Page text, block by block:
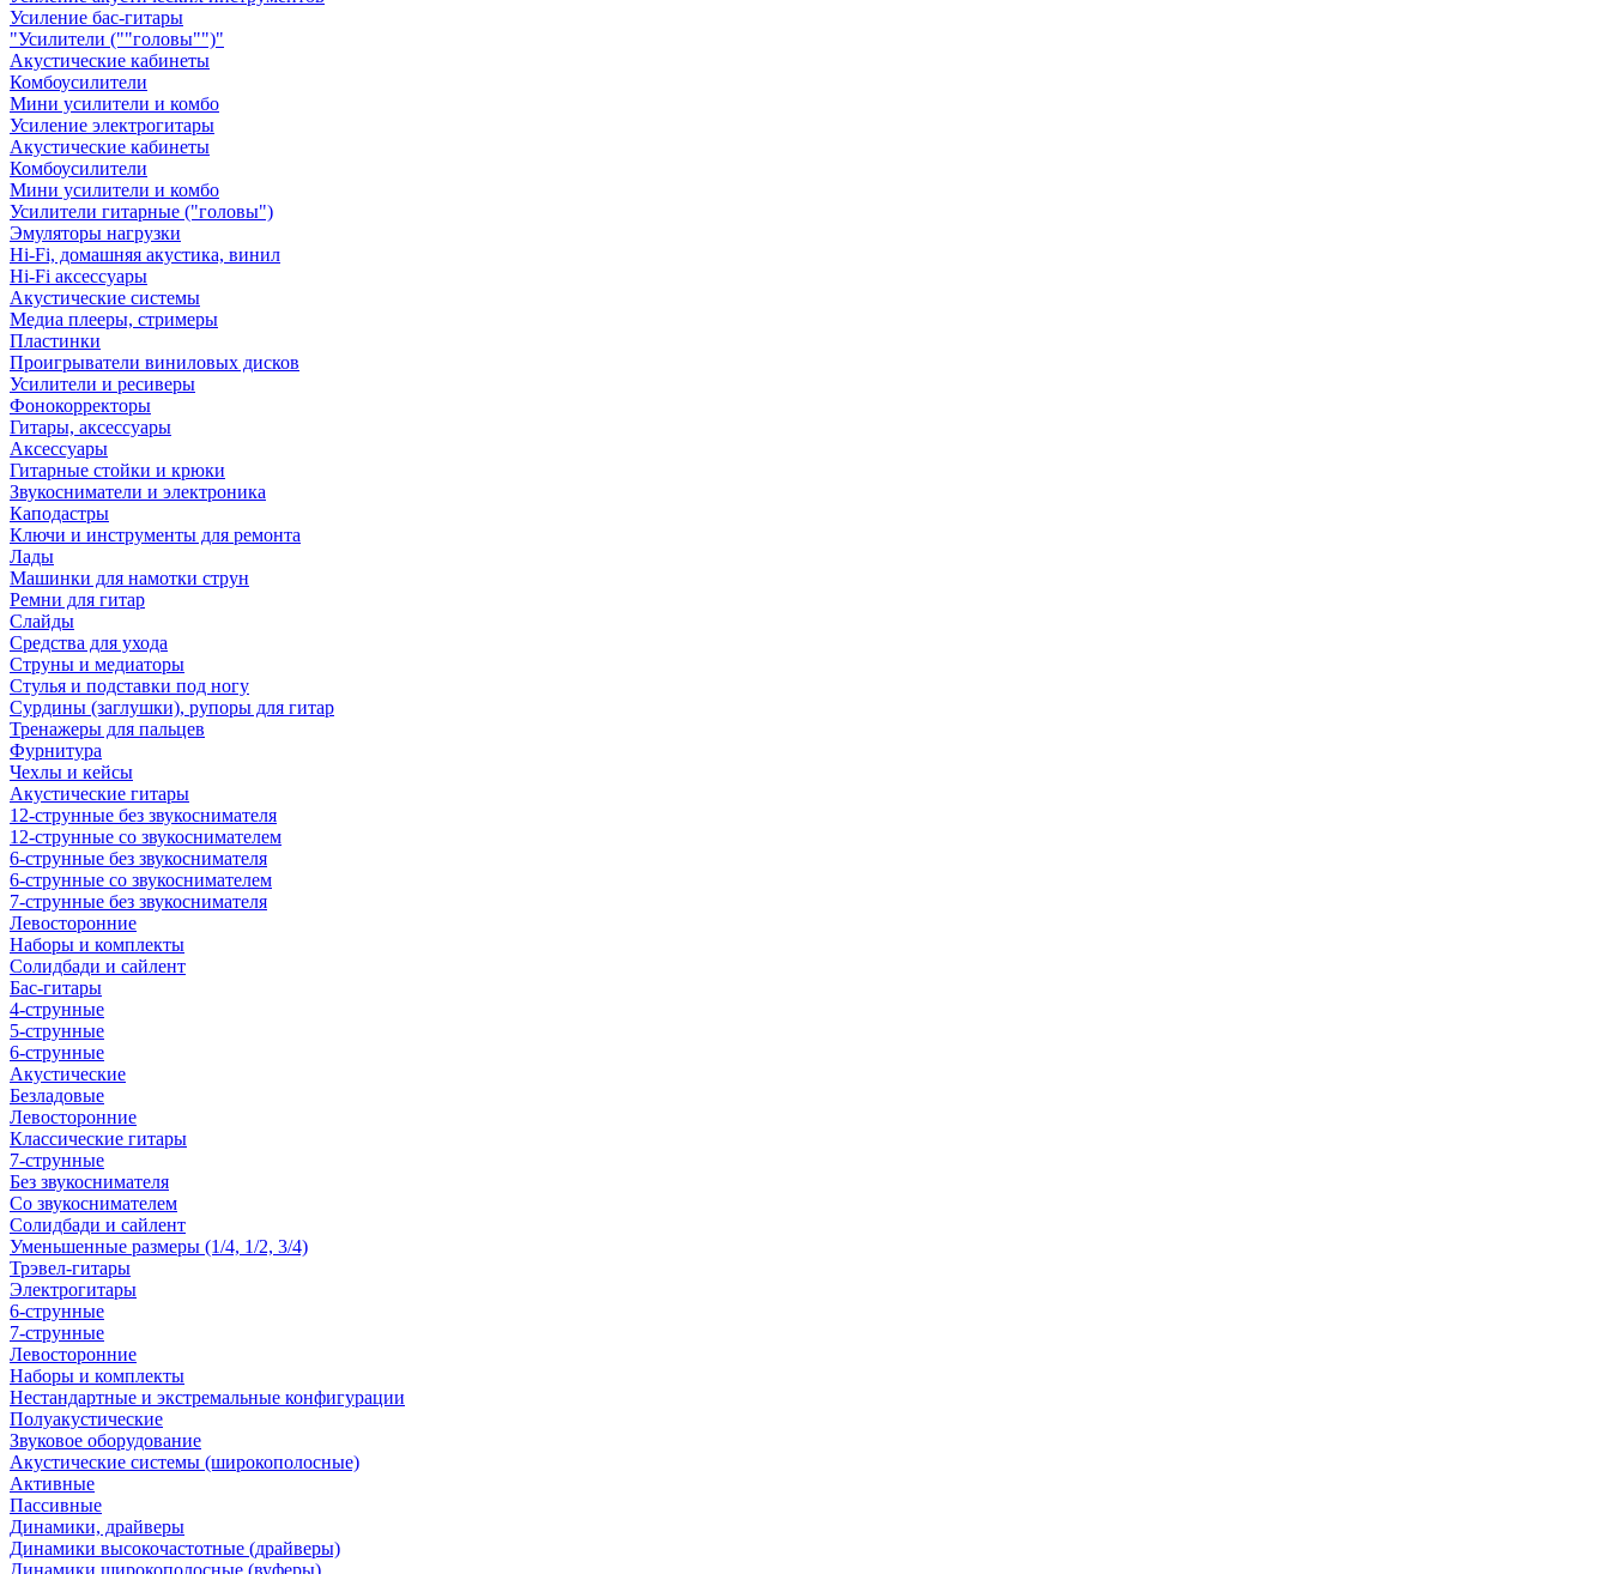
Усиление бас-гитары
"Усилители (""головы"")"
Акустические кабинеты
Комбоусилители
Мини усилители и комбо
Усиление электрогитары
Акустические кабинеты
Комбоусилители
Мини усилители и комбо
Усилители гитарные ("головы")
Эмуляторы нагрузки
Hi-Fi, домашняя акустика, винил
Hi-Fi аксессуары
Акустические системы
Медиа плееры, стримеры
Пластинки
Проигрыватели виниловых дисков
Усилители и ресиверы
Фонокорректоры
Гитары, аксессуары
Аксессуары
Гитарные стойки и крюки
Звукосниматели и электроника
Каподастры
Ключи и инструменты для ремонта
Лады
Машинки для намотки струн
Ремни для гитар
Слайды
Средства для ухода
Струны и медиаторы
Стулья и подставки под ногу
Сурдины (заглушки), рупоры для гитар
Тренажеры для пальцев
Фурнитура
Чехлы и кейсы
Акустические гитары
12-струнные без звукоснимателя
12-струнные со звукоснимателем
6-струнные без звукоснимателя
6-струнные со звукоснимателем
7-струнные без звукоснимателя
Левосторонние
Наборы и комплекты
Солидбади и сайлент
Бас-гитары
4-струнные
5-струнные
6-струнные
Акустические
Безладовые
Левосторонние
Классические гитары
7-струнные
Без звукоснимателя
Со звукоснимателем
Солидбади и сайлент
Уменьшенные размеры (1/4, 1/2, 3/4)
Трэвел-гитары
Электрогитары
6-струнные
7-струнные
Левосторонние
Наборы и комплекты
Нестандартные и экстремальные конфигурации
Полуакустические
Звуковое оборудование
Акустические системы (широкополосные)
Активные
Пассивные
Динамики, драйверы
Динамики высокочастотные (драйверы)
Динамики широкополосные (вуферы)